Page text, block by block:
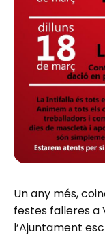
Un any més,
festes falleres a
l’Ajuntament